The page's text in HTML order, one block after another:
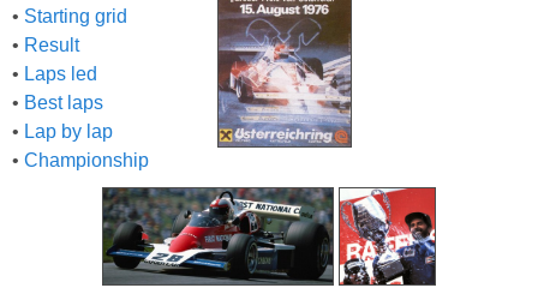
• Starting grid
• Result
• Laps led
• Best laps
• Lap by lap
• Championship